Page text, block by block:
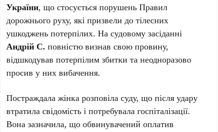
України, що стосується порушень Правил
дорожнього руху, які призвели до тілесних
ушкоджень потерпілих. На судовому засіданні
Андрій С. повністю визнав свою провину,
відшкодував потерпілим збитки та неодноразово
просив у них вибачення.
Постраждала жінка розповіла суду, що після удару
втратила свідомість і потребувала госпіталізації.
Вона зазначила, що обвинувачений оплатив